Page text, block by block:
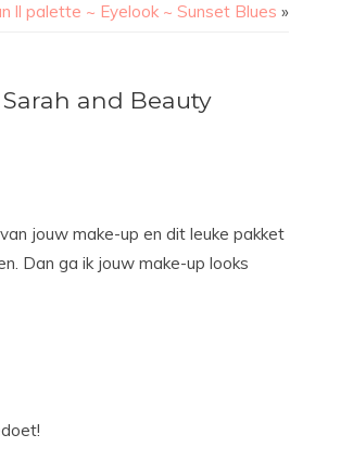
ll palette ~ Eyelook ~ Sunset Blues »
and Beauty
jouw make-up en dit leuke pakket
Dan ga ik jouw make-up looks